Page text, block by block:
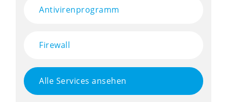
Antivirenprogramm
Firewall
Alle Services ansehen